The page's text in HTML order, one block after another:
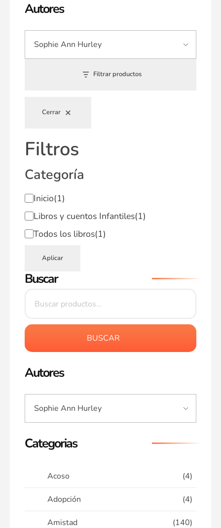
Autores
Filtrar productos
Cerrar
Filtros
Categoría
Inicio(1)
Libros y cuentos Infantiles(1)
Todos los libros(1)
Aplicar
Buscar
BUSCAR
Autores
Categorias
Acoso (4)
Adopción (4)
Amistad (140)